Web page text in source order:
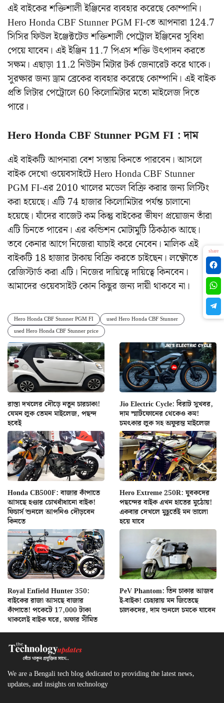
এই বাইকের শক্তিশালী ইঞ্জিনের ব্যবহার করেছে কোম্পানি।
Hero Honda CBF Stunner PGM FI-তে আপনারা 124.7
সিসির ফিউল ইঞ্জেক্টটেড শক্তিশালী পেট্রোল ইঞ্জিনের সুবিধা
পেয়ে যাবেন। এই ইঞ্জিন 11.7 পিএস শক্তি উৎপাদন করতে
সক্ষম। এছাড়া 11.2 নিউটন মিটার টর্ক জেনারেট করে থাকে।
সুরক্ষার জন্য ড্রাম ব্রেকের ব্যবহার করেছে কোম্পানি। এই বাইক
প্রতি লিটার পেট্রোলে 60 কিলোমিটার মতো মাইলেজ দিতে
পারে।
Hero Honda CBF Stunner PGM FI : দাম
এই বাইকটি আপনারা বেশ সস্তায় কিনতে পারবেন। আসলে
বাইক দেখো ওয়েবসাইটে Hero Honda CBF Stunner
PGM FI-এর 2010 খালের মডেল বিক্রি করার জন্য লিস্টিং
করা হয়েছে। এটি 74 হাজার কিলোমিটার পর্যন্ত চালানো
হয়েছে। যাঁদের বাজেট কম কিন্তু বাইকের ভীষণ প্রয়োজন তাঁরা
এটি চিনতে পারেন। এর কন্ডিশন মোটামুটি ঠিকঠাক আছে।
তবে কেনার আগে নিজেরা যাচাই করে নেবেন। মালিক এই
বাইকটি 18 হাজার টাকায় বিক্রি করতে চাইছেন। লক্ষ্ণৌতে
রেজিস্টার্ড করা এটি। নিজের দায়িত্বে দায়িত্বে কিনবেন।
আমাদের ওয়েবসাইট কোন কিছুর জন্য দায়ী থাকবে না।
Hero Honda CBF Stunner PGM FI
used Hero Honda CBF Stunner
used Hero Honda CBF Stunner price
রাস্তা দখলের দৌড়ে নতুন চারচাকা!
যেমন লুক তেমন মাইলেজ, পছন্দ
হবেই
Jio Electric Cycle: বিরাট সুখবর,
দাম স্মার্টফোনের থেকেও কম!
চমৎকার লুক সহ অফুরন্ত মাইলেজ
Honda CB500F: বাজার কাঁপাতে
আসছে হণ্ডার চোখধাঁধানো বাইক!
ফিচার্স শুনলে আপনিও দৌড়বেন
কিনতে
Hero Extreme 250R: যুবকদের
পছন্দের বাইক এখন হাতের মুঠোয়!
একবার দেখলে মুহূর্তেই মন ভালো
হয়ে যাবে
Royal Enfield Hunter 350:
বাইকের রাজা আসছে বাজার
কাঁপাতে! পকেটে 17,000 টাকা
থাকলেই বাইক ঘরে, অফার সীমিত
PeV Phantom: তিন চাকার আজব
ই-বাইক! চেহারায় মন জিতেছে
চালকদের, দাম শুনলে চমকে যাবেন
We are a Bengali tech blog dedicated to providing the latest news,
updates, and insights on technology
share